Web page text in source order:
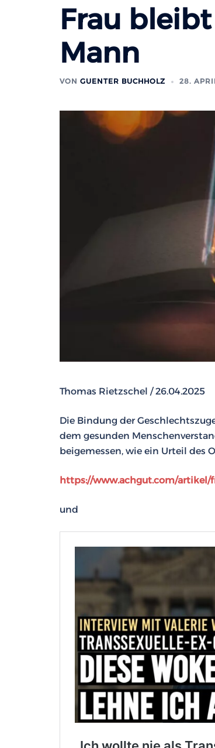
Frau
Mann
VON GUENTER BUCHHOLZ 28.
Thomas Rietzschel / 26.04.2025
Die Bindung der
dem gesunden
beigemessen, wie ein Urteil des
https://www.achgut.com/
und